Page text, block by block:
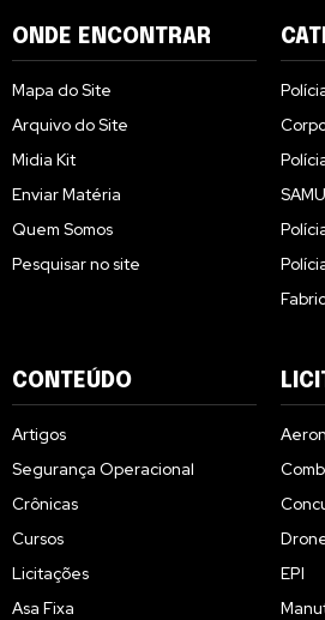
ONDE ENCONTRAR
Mapa do Site
Arquivo do Site
Midia Kit
Enviar Matéria
Quem Somos
Pesquisar no site
SAMU
CONTEÚDO
Artigos
Segurança Operacional
Crônicas
Cursos
Licitações
Asa Fixa
EPI